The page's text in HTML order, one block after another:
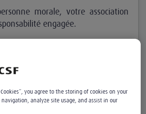
morale, votre association
engagée.
au sens large
elle est propriétaire ou dont elle a
you agree to the storing of cookies on your
analyze site usage, and assist in our